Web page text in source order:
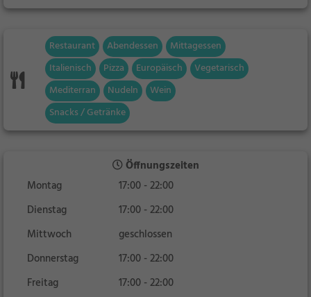
Restaurant Abendessen
Mittagessen
Italienisch
Pizza Europäisch
Vegetarisch
Mediterran
Nudeln
Wein
Snacks / Getränke
Öffnungszeiten
Montag
17:00 - 22:00
Dienstag
17:00 - 22:00
Mittwoch
geschlossen
Donnerstag
17:00 - 22:00
Freitag
17:00 - 22:00